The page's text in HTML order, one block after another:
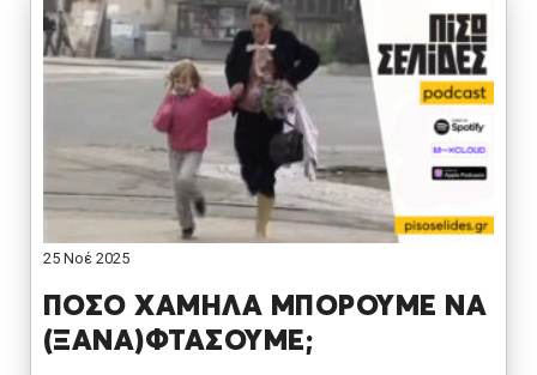
25 Νοέ 2025
ΠΟΣΟ ΧΑΜΗΛΑ ΜΠΟΡΟΥΜΕ ΝΑ
(ΞΑΝΑ)ΦΤΑΣΟΥΜΕ;